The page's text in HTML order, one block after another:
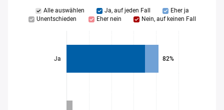
Alle auswählen Ja, auf jeden Fall
Eher ja
Unentschieden
Eher nein Nein, auf keinen Fall
82%
Ja